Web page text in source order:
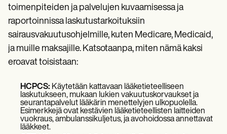
toimenpiteiden ja palvelujen kuvaamisessa ja
raportoinnissa laskutustarkoituksiin
sairausvakuutusohjelmille, kuten Medicare, Medicaid,
ja muille maksajille. Katsotaanpa, miten nämä kaksi
eroavat toisistaan:
HCPCS: Käytetään kattavaan lääketieteelliseen
laskutukseen, mukaan lukien vakuutuskorvaukset ja
seurantapalvelut lääkärin menettelyjen ulkopuolella.
Esimerkkejä ovat kestävien lääketieteellisten laitteiden
vuokraus, ambulanssikuljetus, ja avohoidossa annettavat
lääkkeet.